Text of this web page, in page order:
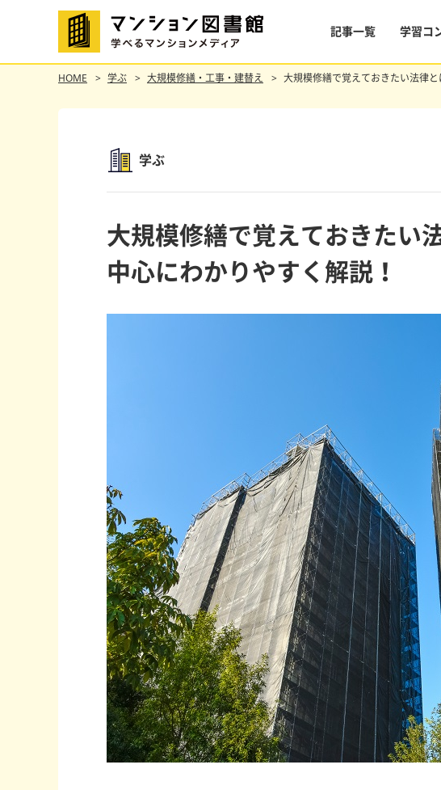
記事一覧 学習コ
HOME 学ぶ 大規模修繕・工事・建替え 大規模修繕で覚えておきたい法律
学ぶ
大規模修繕で覚えておきたい
中心にわかりやすく解説！